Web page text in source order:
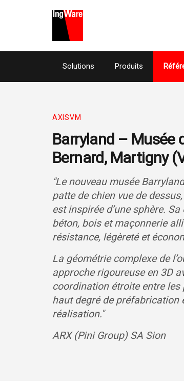
Solutions Produits
AXISVM
Barryland – Musée
Bernard, Martigny
"Le nouveau musée
patte de chien vue de
est inspirée d’une sphère.
béton, bois et maçonnerie
résistance, légèreté et
La géométrie complexe de
approche rigoureuse en 3D
coordination étroite entre
haut degré de préfabrication
réalisation."
ARX (Pini Group) SA Sion